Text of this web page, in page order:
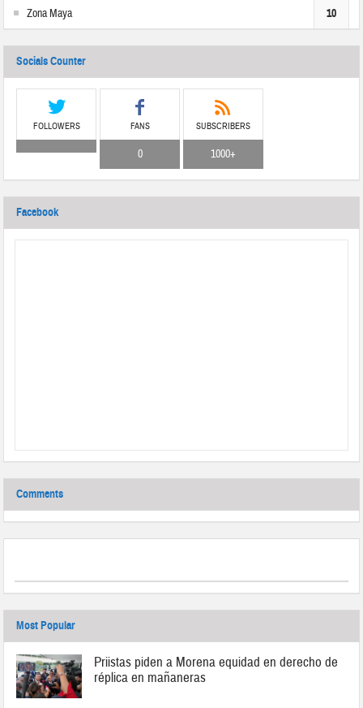
Zona Maya 10
Socials Counter
FOLLOWERS FANS
0
SUBSCRIBERS
1000+
Facebook
Comments
Most Popular
Priistas piden a Morena equidad en derecho de
réplica en mañaneras